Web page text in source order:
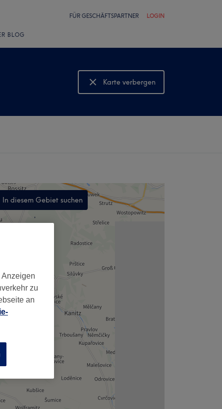
FÜR GESCHÄFTSPARTNER LOGIN
BLOG
Karte verbergen
Karte anzeigen
In diesem Gebiet suchen
,
zu
an